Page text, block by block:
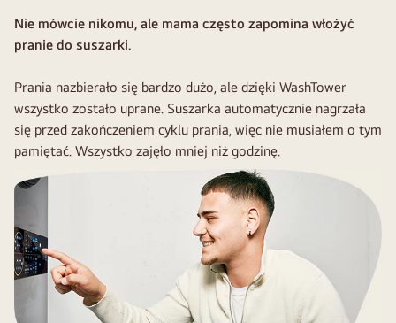
Nie mówcie nikomu, ale mama często zapomina włożyć
pranie do suszarki.
Prania nazbierało się bardzo dużo, ale dzięki WashTower
wszystko zostało uprane. Suszarka automatycznie nagrzała
się przed zakończeniem cyklu prania, więc nie musiałem o tym
pamiętać. Wszystko zajęło mniej niż godzinę.